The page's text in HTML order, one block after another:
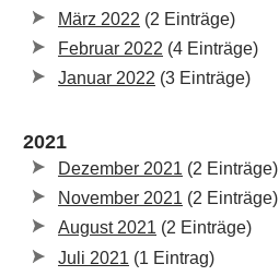
März 2022 (2 Einträge)
Februar 2022 (4 Einträge)
Januar 2022 (3 Einträge)
2021
Dezember 2021 (2 Einträge)
November 2021 (2 Einträge)
August 2021 (2 Einträge)
Juli 2021 (1 Eintrag)